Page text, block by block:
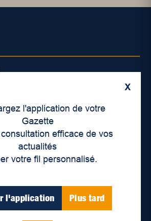
X
l'application de votre
Gazette
efficace de vos
actualités
votre fil personnalisé.
l'application Plus tard